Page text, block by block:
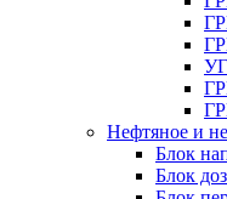
Нефтяное и
Блок
Блок